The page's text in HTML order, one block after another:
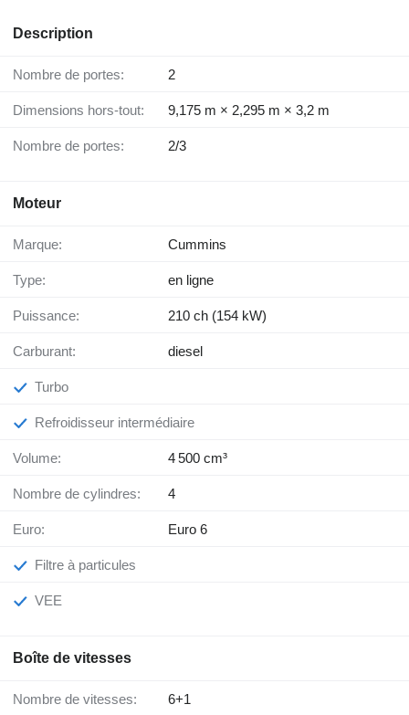
Description
Nombre de portes: 2
Dimensions hors-tout: 9,175 m × 2,295 m × 3,2 m
Nombre de portes: 2/3
Moteur
Marque: Cummins
Type: en ligne
Puissance: 210 ch (154 kW)
Carburant: diesel
Turbo
Refroidisseur intermédiaire
Volume: 4 500 cm³
Nombre de cylindres: 4
Euro: Euro 6
Filtre à particules
VEE
Boîte de vitesses
Nombre de vitesses: 6+1